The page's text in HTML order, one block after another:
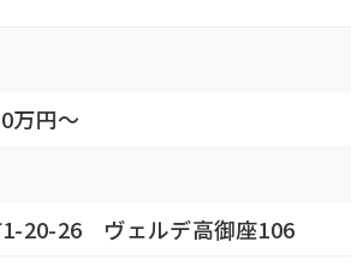
万円〜
1-20-26 ヴェルデ高御座106